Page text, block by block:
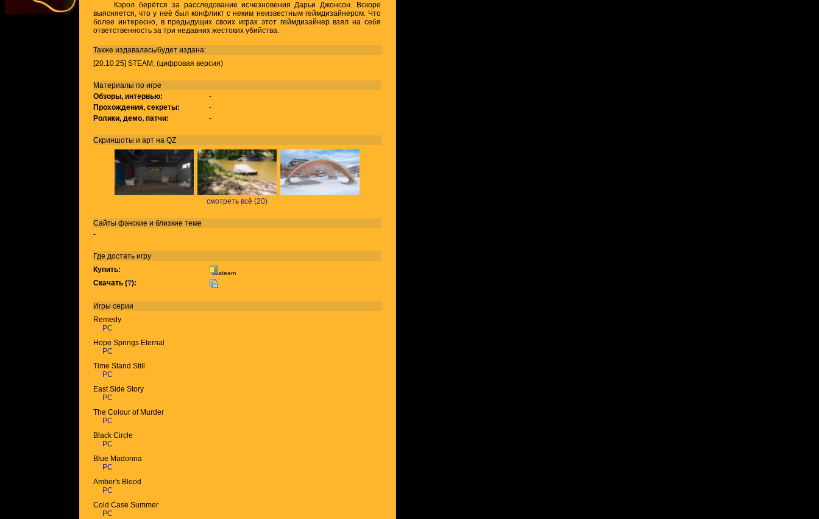
Кэрол берётся за расследование исчезновения Дарьи Джонсон. Вскоре
выясняется, что у неё был конфликт с неким неизвестным геймдизайнером. Что
более интересно, в предыдущих своих играх этот геймдизайнер взял на себя
ответственность за три недавних жестоких убийства.
Также издавалась/будет издана:
[20.10.25] STEAM; (цифровая версия)
Материалы по игре
Обзоры, интервью:
-
Прохождения, секреты:
-
Ролики, демо, патчи:
-
Скриншоты и арт на QZ
смотреть всё (20)
Сайты фэнские и близкие теме
-
Где достать игру
Купить:
steam
Скачать (?):
Игры серии
Remedy
PC
Hope Springs Eternal
PC
Time Stand Still
PC
East Side Story
PC
The Colour of Murder
PC
Black Circle
PC
Blue Madonna
PC
Amber's Blood
PC
Cold Case Summer
PC